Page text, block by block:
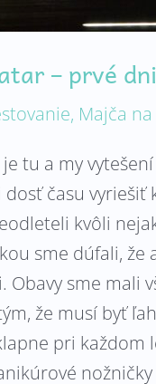
– prvé
, Majča
tu a my
času
kvôli
sme dúfali,
Obavy sme
že musí byť
pri